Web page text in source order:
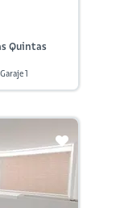
Quintas
Garaje 1